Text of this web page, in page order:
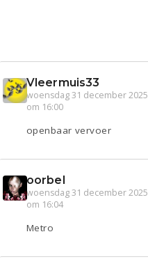
Vleermuis33
woensdag 31 december 2025
om 16:00
openbaar vervoer
oorbel
woensdag 31 december 2025
om 16:04
Metro